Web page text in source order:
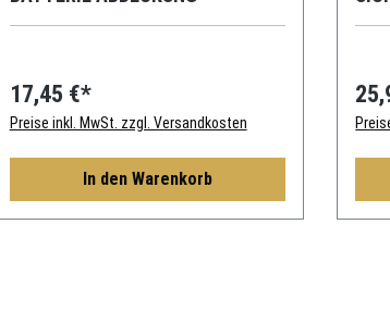
17,45 €*
Preise inkl. MwSt. zzgl. Versandkosten
In den Warenkorb